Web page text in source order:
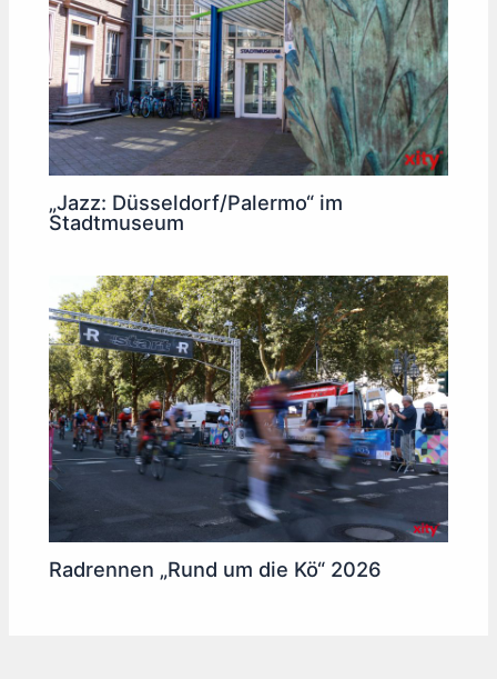
„Jazz: Düsseldorf/Palermo“ im
Stadtmuseum
Radrennen „Rund um die Kö“ 2026